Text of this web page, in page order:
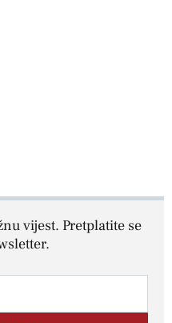
vijest. Pretplatite se